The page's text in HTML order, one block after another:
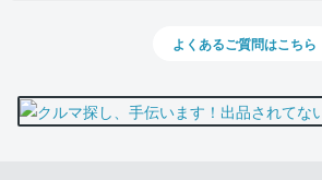
よくあるご質問はこちら